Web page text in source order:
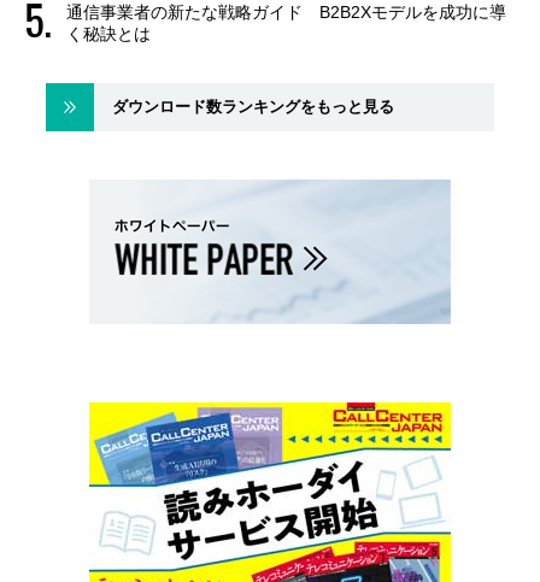
通信事業者の新たな戦略ガイド B2B2Xモデルを成功に導
く秘訣とは
ダウンロード数ランキングをもっと見る